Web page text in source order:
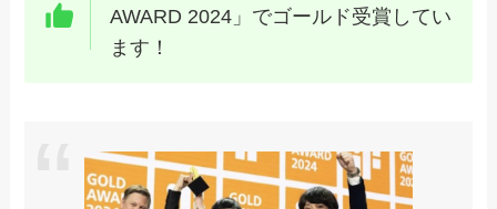
AWARD 2024」でゴールド受賞してい
ます！